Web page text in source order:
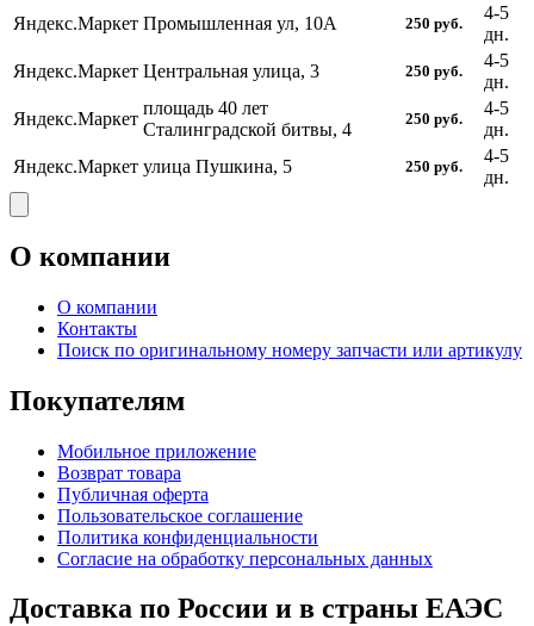
Яндекс.Маркет Промышленная ул, 10А 250 руб.
4-5
дн.
Яндекс.Маркет Центральная улица, 3 250 руб.
4-5
дн.
Яндекс.Маркет
площадь 40 лет
Сталинградской битвы, 4
250 руб.
4-5
дн.
Яндекс.Маркет улица Пушкина, 5 250 руб.
4-5
дн.
О компании
О компании
Контакты
Поиск по оригинальному номеру запчасти или артикулу
Покупателям
Мобильное приложение
Возврат товара
Публичная оферта
Пользовательское соглашение
Политика конфиденциальности
Согласие на обработку персональных данных
Доставка по России и в страны ЕАЭС